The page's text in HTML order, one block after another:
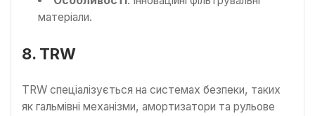
матеріали.
8. TRW
TRW спеціалізується на системах безпеки, таких
як гальмівні механізми, амортизатори та рульове